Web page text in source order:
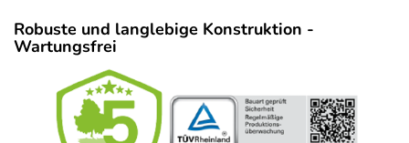
Robuste und langlebige Konstruktion -
Wartungsfrei